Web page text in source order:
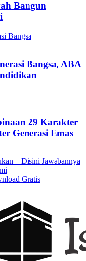
Bangun
Bangsa, ABA
29 Karakter
Generasi Emas
– Disini Jawabannya
Gratis